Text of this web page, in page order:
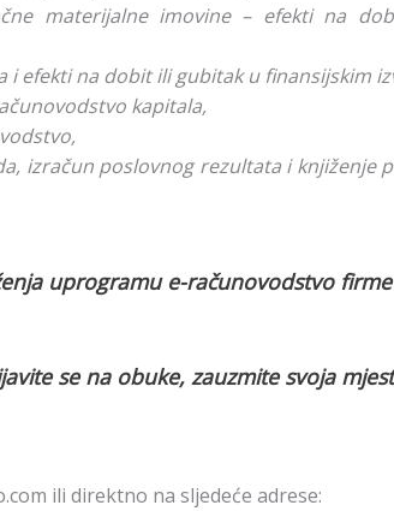
materijalne imovine – efekti na
efekti na dobit ili gubitak u finansijskim
kapitala,
izračun poslovnog rezultata i knjiženje
uprogramu e-računovodstvo
se na obuke, zauzmite svoja
ili direktno na sljedeće adrese: